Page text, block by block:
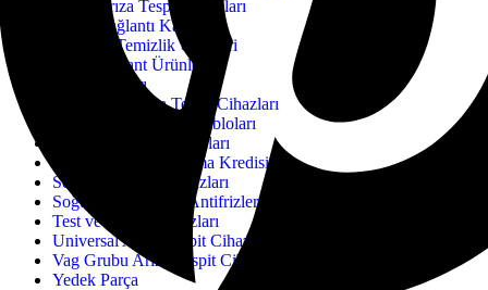
JDiag Arıza Tespit Cihazları
JDiag Bağlantı Kabloları
Katkı ve Temizlik Ürünleri
Lastik ve Jant Ürünleri
Motor Yağları
Motosiklet Arıza Tespit Cihazları
Motosiklet Bağlantı Kabloları
OBD2 Bağlantı Kabloları
OBDEleven Uygulama Kredisi
Senkronizasyon Cihazları
Soğutma Sıvıları & Antifrizler
Test ve Ölçüm Cihazları
Universal Arıza Tespit Cihazları
Vag Grubu Arıza Tespit Cihazları
Yedek Parça